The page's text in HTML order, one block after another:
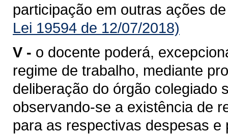
participação em outras ações
Lei 19594 de 12/07/2018)
V - o docente poderá,
regime de trabalho, mediante
deliberação do órgão colegiado
observando-se a existência de
para as respectivas despesas